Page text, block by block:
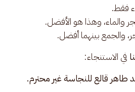
فقط.
والماء، وهذا هو الأفضل.
والجمع بينهما أفضل.
في الاستنجاء:
طاهر قالع للنجاسة غير محترم.